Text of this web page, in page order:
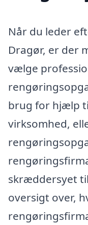
Når du leder
Dragør, er der
vælge
brug for hjælp
virksomhed,
skræddersyet
oversigt over,